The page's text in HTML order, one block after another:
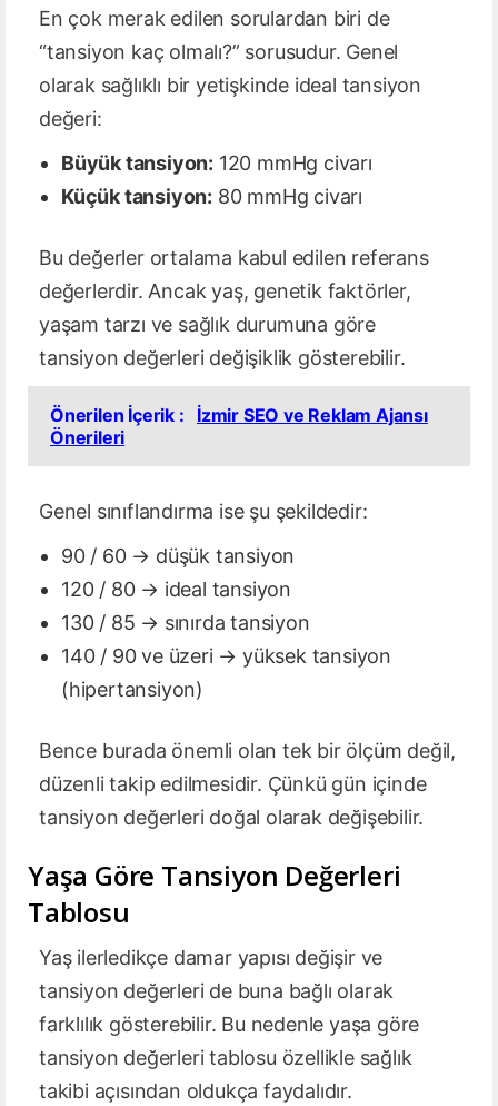
En çok merak edilen sorulardan biri de
“tansiyon kaç olmalı?” sorusudur. Genel
olarak sağlıklı bir yetişkinde ideal tansiyon
değeri:
Büyük tansiyon: 120 mmHg civarı
Küçük tansiyon: 80 mmHg civarı
Bu değerler ortalama kabul edilen referans
değerlerdir. Ancak yaş, genetik faktörler,
yaşam tarzı ve sağlık durumuna göre
tansiyon değerleri değişiklik gösterebilir.
Önerilen İçerik :
İzmir SEO ve Reklam Ajansı
Önerileri
Genel sınıflandırma ise şu şekildedir:
90 / 60 → düşük tansiyon
120 / 80 → ideal tansiyon
130 / 85 → sınırda tansiyon
140 / 90 ve üzeri → yüksek tansiyon
(hipertansiyon)
Bence burada önemli olan tek bir ölçüm değil,
düzenli takip edilmesidir. Çünkü gün içinde
tansiyon değerleri doğal olarak değişebilir.
Yaşa Göre Tansiyon Değerleri
Tablosu
Yaş ilerledikçe damar yapısı değişir ve
tansiyon değerleri de buna bağlı olarak
farklılık gösterebilir. Bu nedenle yaşa göre
tansiyon değerleri tablosu özellikle sağlık
takibi açısından oldukça faydalıdır.